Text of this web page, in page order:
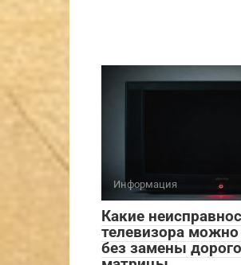
Информация
Какие
телевизора можно
без замены